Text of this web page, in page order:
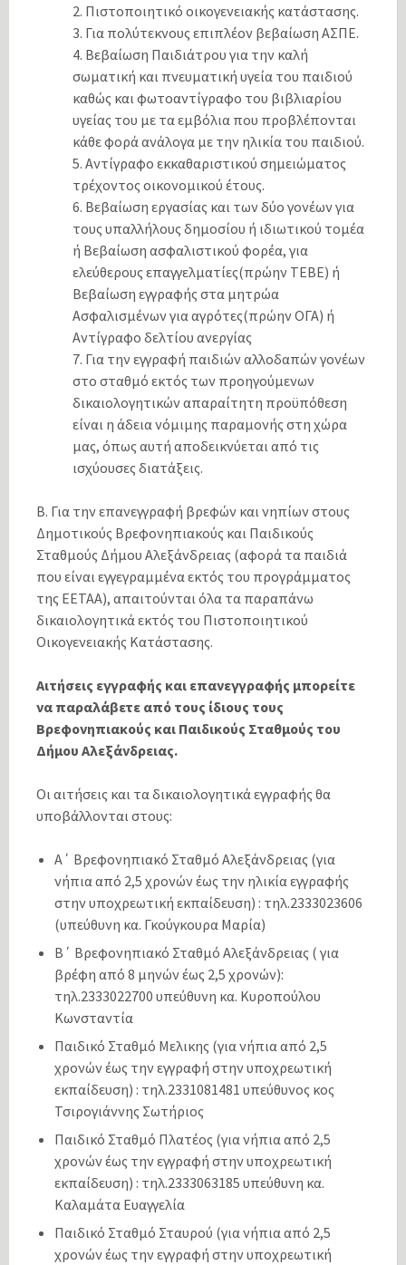
2. Πιστοποιητικό οικογενειακής κατάστασης.
3. Για πολύτεκνους επιπλέον βεβαίωση ΑΣΠΕ.
4. Βεβαίωση Παιδιάτρου για την καλή
σωματική και πνευματική υγεία του παιδιού
καθώς και φωτοαντίγραφο του βιβλιαρίου
υγείας του με τα εμβόλια που προβλέπονται
κάθε φορά ανάλογα με την ηλικία του παιδιού.
5. Αντίγραφο εκκαθαριστικού σημειώματος
τρέχοντος οικονομικού έτους.
6. Βεβαίωση εργασίας και των δύο γονέων για
τους υπαλλήλους δημοσίου ή ιδιωτικού τομέα
ή Βεβαίωση ασφαλιστικού φορέα, για
ελεύθερους επαγγελματίες(πρώην ΤΕΒΕ) ή
Βεβαίωση εγγραφής στα μητρώα
Ασφαλισμένων για αγρότες(πρώην ΟΓΑ) ή
Αντίγραφο δελτίου ανεργίας
7. Για την εγγραφή παιδιών αλλοδαπών γονέων
στο σταθμό εκτός των προηγούμενων
δικαιολογητικών απαραίτητη προϋπόθεση
είναι η άδεια νόμιμης παραμονής στη χώρα
μας, όπως αυτή αποδεικνύεται από τις
ισχύουσες διατάξεις.
Β. Για την επανεγγραφή βρεφών και νηπίων στους
Δημοτικούς Βρεφονηπιακούς και Παιδικούς
Σταθμούς Δήμου Αλεξάνδρειας (αφορά τα παιδιά
που είναι εγγεγραμμένα εκτός του προγράμματος
της ΕΕΤΑΑ), απαιτούνται όλα τα παραπάνω
δικαιολογητικά εκτός του Πιστοποιητικού
Οικογενειακής Κατάστασης.
Αιτήσεις εγγραφής και επανεγγραφής μπορείτε
να παραλάβετε από τους ίδιους τους
Βρεφονηπιακούς και Παιδικούς Σταθμούς του
Δήμου Αλεξάνδρειας.
Οι αιτήσεις και τα δικαιολογητικά εγγραφής θα
υποβάλλονται στους:
Α΄ Βρεφονηπιακό Σταθμό Αλεξάνδρειας (για
νήπια από 2,5 χρονών έως την ηλικία εγγραφής
στην υποχρεωτική εκπαίδευση) : τηλ.2333023606
(υπεύθυνη κα. Γκούγκουρα Μαρία)
Β΄ Βρεφονηπιακό Σταθμό Αλεξάνδρειας ( για
βρέφη από 8 μηνών έως 2,5 χρονών):
τηλ.2333022700 υπεύθυνη κα. Κυροπούλου
Κωνσταντία
Παιδικό Σταθμό Μελικης (για νήπια από 2,5
χρονών έως την εγγραφή στην υποχρεωτική
εκπαίδευση) : τηλ.2331081481 υπεύθυνος κος
Τσιρογιάννης Σωτήριος
Παιδικό Σταθμό Πλατέος (για νήπια από 2,5
χρονών έως την εγγραφή στην υποχρεωτική
εκπαίδευση) : τηλ.2333063185 υπεύθυνη κα.
Καλαμάτα Ευαγγελία
Παιδικό Σταθμό Σταυρού (για νήπια από 2,5
χρονών έως την εγγραφή στην υποχρεωτική